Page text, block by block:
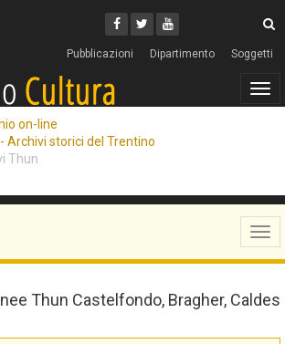
Facebook
Twitter
Youtube
Pubblicazioni Dipartimento Soggetti
on-line
- Archivi storici del Trentino
Thun
Thun Castelfondo, Bragher, Caldes